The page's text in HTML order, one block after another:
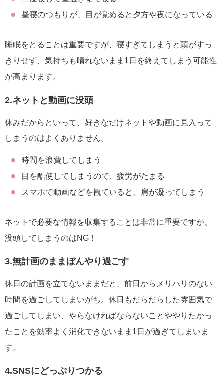
昼寝のつもりが、目が覚めると夕方や夜になっている
睡眠をとることは重要ですが、寝すぎてしまうと頭がすっ
きりせず、気持ちも晴れないまま1日を終えてしまう可能性
が高まります。
2.ネットと動画に没頭
休みだからといって、好きなだけネットや動画に見入って
しまうのはよくありません。
時間を浪費してしまう
目を酷使してしまうので、疲労がたまる
スマホで動画などを観ていると、肩が凝ってしまう
ネットで必要な情報を収集することは非常に重要ですが、
没頭してしまうのはNG！
3.無計画のままぼんやり過ごす
休日の計画を立てないままだと、前日からメリハリのない
時間を過ごしてしまいがち。休日もだらだらした雰囲気で
過ごしてしまい、やらなければならないことややりたかっ
たことを効率よく消化できないまま1日が過ぎてしまいま
す。
4.SNSにどっぷりつかる